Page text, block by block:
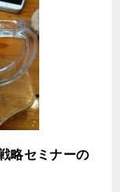
略セミナーの